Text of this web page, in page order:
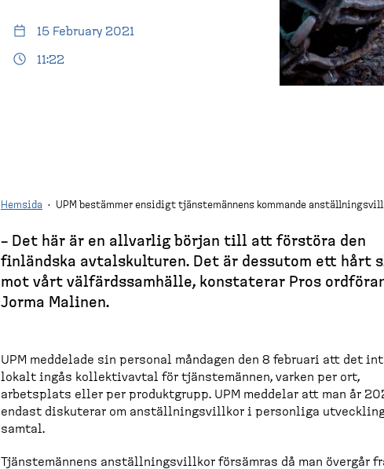
15 February 2021
11:22
B
r
e
d
c
r
u
Hemsida · UPM bestämmer ensidigt tjänstemännens kommande
– Det här är en allvarlig början till att förstöra den
finländska avtalskulturen. Det är dessutom ett hårt
mot vårt välfärds­samhälle, konstaterar Pros
Jorma Malinen.
UPM meddelade sin personal måndagen den 8 februari att det
lokalt ingås kollek­tivavtal för tjänste­männen, varken per ort,
arbetsplats eller per produktgrupp. UPM meddelar att man år
endast diskuterar om anställ­nings­villkor i personliga
samtal.
Tjänste­männens anställ­nings­villkor försämras då man övergår